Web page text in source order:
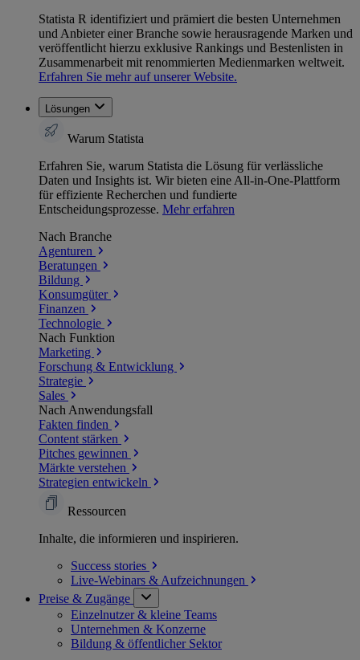
Statista R identifiziert und prämiert die besten Unternehmen
und Anbieter einer Branche sowie herausragende Marken und
veröffentlicht hierzu exklusive Rankings und Bestenlisten in
Zusammenarbeit mit renommierten Medienmarken weltweit.
Erfahren Sie mehr auf unserer Website.
Lösungen
Warum Statista
Erfahren Sie, warum Statista die Lösung für verlässliche
Daten und Insights ist. Wir bieten eine All-in-One-Plattform
für effiziente Recherchen und fundierte
Entscheidungsprozesse. Mehr erfahren
Nach Branche
Agenturen
Beratungen
Bildung
Konsumgüter
Finanzen
Technologie
Nach Funktion
Marketing
Forschung & Entwicklung
Strategie
Sales
Nach Anwendungsfall
Fakten finden
Content stärken
Pitches gewinnen
Märkte verstehen
Strategien entwickeln
Ressourcen
Inhalte, die informieren und inspirieren.
Success stories
Live-Webinars & Aufzeichnungen
Preise & Zugänge
Einzelnutzer & kleine Teams
Unternehmen & Konzerne
Bildung & öffentlicher Sektor